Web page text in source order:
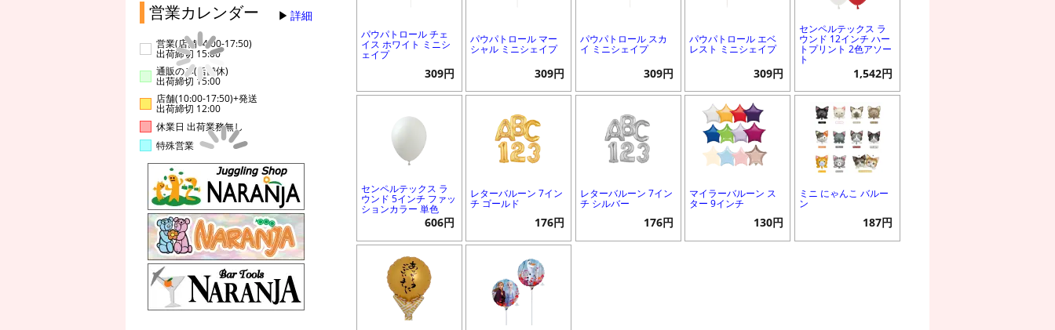
営業カレンダー 詳細
営業(店舗14:00-17:50)
出荷締切 15:00
通販のみ(店舗休)
出荷締切 15:00
店舗(10:00-17:50)+発送
出荷締切 12:00
休業日 出荷業務無し
特殊営業
パウパトロール チェ
イス ホワイト ミニシ
ェイプ
309円
パウパトロール マー
シャル ミニシェイプ
309円
パウパトロール スカ
イ ミニシェイプ
309円
パウパトロール エベ
レスト ミニシェイプ
309円
センペルテックス ラ
ウンド 12インチ ハー
トプリント 2色アソー
ト
1,542円
センペルテックス ラ
ウンド 5インチ ファッ
ションカラー 単色
606円
レターバルーン 7イン
チ ゴールド
176円
レターバルーン 7イン
チ シルバー
176円
マイラーバルーン ス
ター 9インチ
130円
ミニ にゃんこ バルー
ン
187円